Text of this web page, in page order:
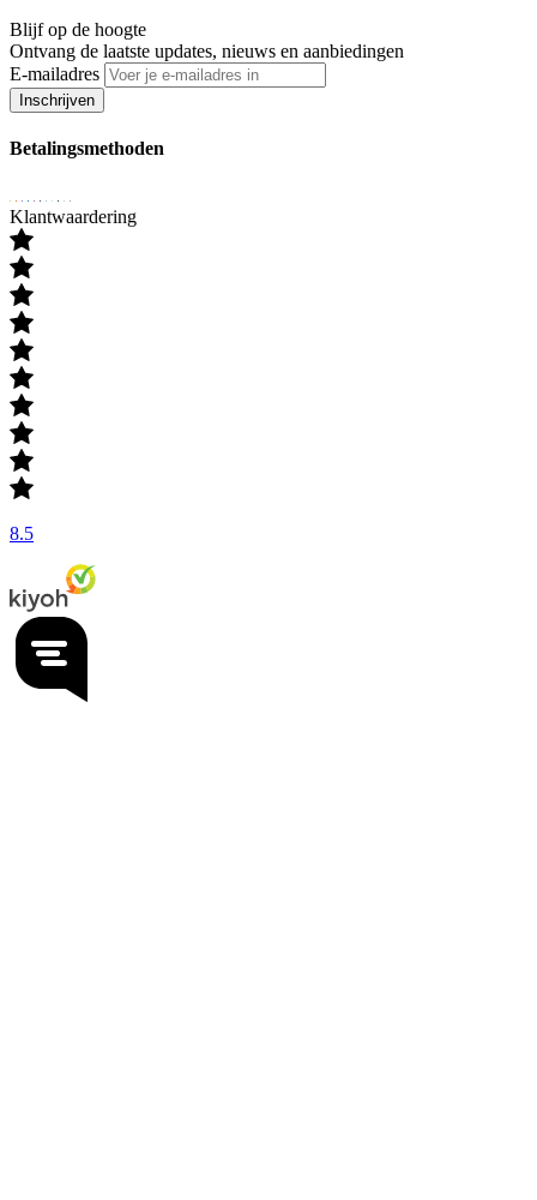
Blijf op de hoogte
Ontvang de laatste updates, nieuws en aanbiedingen
E-mailadres
Inschrijven
Betalingsmethoden
Klantwaardering
8.5